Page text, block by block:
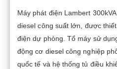
Máy phát điện Lambert
diesel công suất lớn, được
điện dự phòng. Tổ máy sử
động cơ diesel công nghiệp
quốc tế và hệ thống tủ điều